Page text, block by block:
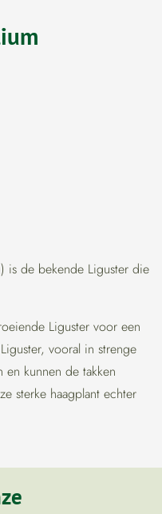
is de bekende Liguster die
Liguster voor een
vooral in strenge
en kunnen de takken
sterke haagplant echter